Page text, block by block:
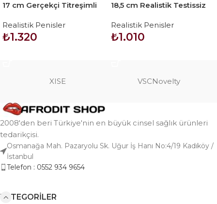
17 cm Gerçekçi Titreşimli
Realistik Penisler
₺1.320
18,5 cm Realistik Testissiz
Realistik Penisler
₺1.010
XISE VSCNovelty
2008'den beri Türkiye'nin en büyük cinsel sağlık ürünleri
tedarikçisi.
Osmanağa Mah. Pazaryolu Sk. Uğur İş Hanı No:4/19 Kadıköy /
İstanbul
Telefon : 0552 934 9654
KATEGORILER